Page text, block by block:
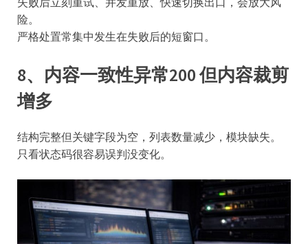
失败后立刻重试、并发重放、快速切换出口，会放大风
险。
严格处置常集中发生在失败后的短窗口。
8、内容一致性异常200 但内容裁剪
增多
结构完整但关键字段为空，列表数量减少，模块缺失。
只看状态码很容易误判没变化。